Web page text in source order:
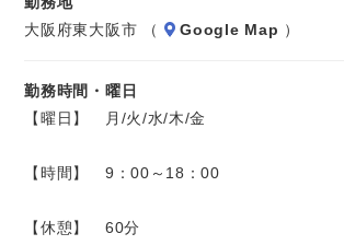
大阪府東大阪市 （
Google Map ）
勤務時間・曜日
【曜日】 月/火/水/木/金
【時間】 9：00～18：00
【休憩】 60分